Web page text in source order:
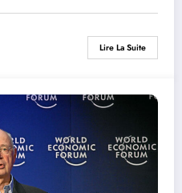
Lire La Suite